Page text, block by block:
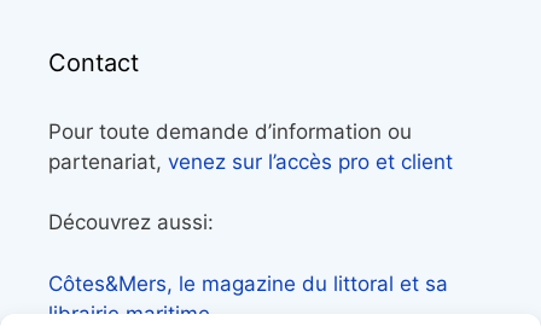
Contact
Pour toute demande d’information ou
partenariat, venez sur l’accès pro et client
Découvrez aussi:
Côtes&Mers, le magazine du littoral et sa
librairie maritime